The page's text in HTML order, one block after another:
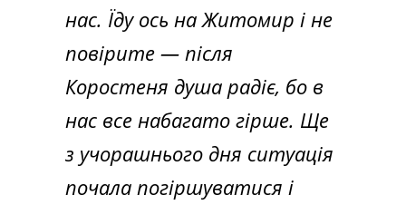
нас. Їду ось на Житомир і не
повірите — після
Коростеня душа радіє, бо в
нас все набагато гірше. Ще
з учорашнього дня ситуація
почала погіршуватися і